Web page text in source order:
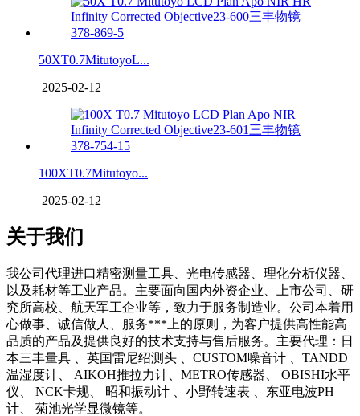
50XT0.7MitutoyoL...
2025-02-12
100XT0.7Mitutoyo...
2025-02-12
关于我们
我公司代理进口精密测量工具、光电传感器、理化分析仪器、
以及耗材等工业产品。主要面向国内外资企业、上市公司、研
究所高校、航天军工企业等，致力于服务制造业。公司本着用
心做事、诚信做人、服务***上的原则，为客户提供高性能高
品质的产品及提供良好的技术支持与售后服务。主要代理：日
本三丰量具 、英国雷尼绍测头 、CUSTOM噪音计 、TANDD
温湿度计、 AIKOH推拉力计、METRO传感器、 OBISHI水平
仪、 NCK卡规、 昭和振动计 、小野转速表 、东亚电波PH
计、 菊池光学显微镜等。